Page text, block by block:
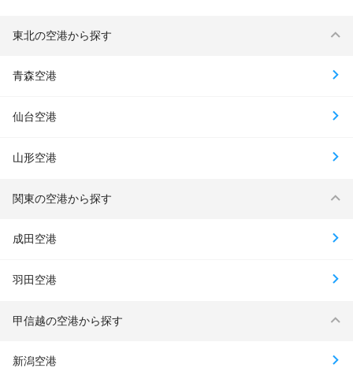
東北の空港から探す
青森空港
仙台空港
山形空港
関東の空港から探す
成田空港
羽田空港
甲信越の空港から探す
新潟空港